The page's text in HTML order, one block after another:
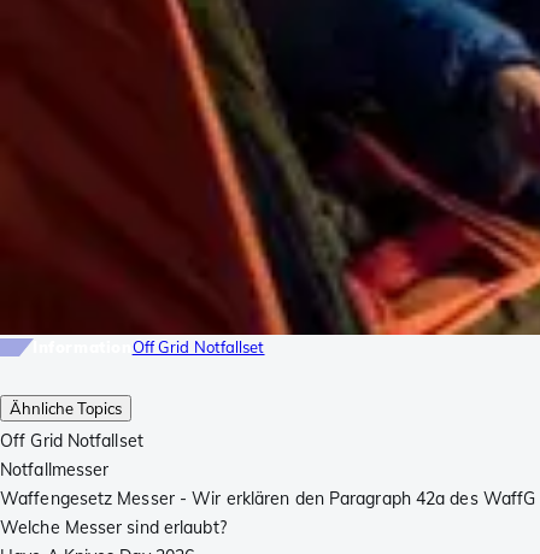
Ähnliche Topics
Off Grid Notfallset
Notfallmesser
Waffengesetz Messer - Wir erklären den Paragraph 42a des WaffG
Welche Messer sind erlaubt?
Off Grid Notfallset